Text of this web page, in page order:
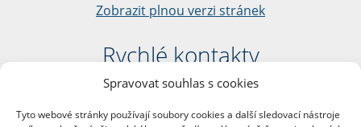
Spravovat souhlas s cookies
Tyto webové stránky používají soubory cookies a další sledovací nástroje
Zobrazit plnou verzi stránek
Rychlé kontakty
Filozofická fakulta
nám. Jana Palacha 1/2